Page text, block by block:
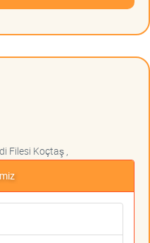
Filesi Koçtaş ,